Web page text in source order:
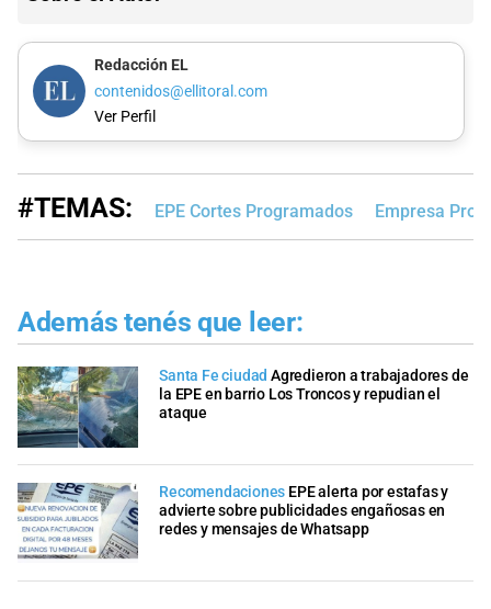
Redacción EL
contenidos@ellitoral.com
Ver Perfil
#TEMAS: EPE Cortes Programados Empresa
Además tenés que leer:
Santa Fe ciudad Agredieron a trabajadores de
la EPE en barrio Los Troncos y repudian el
ataque
Recomendaciones EPE alerta por estafas y
advierte sobre publicidades engañosas en
redes y mensajes de Whatsapp